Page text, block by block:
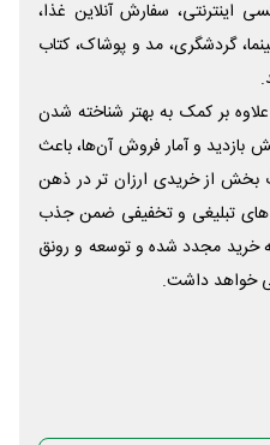
اینترنتی، سفارش آنلاین غذا،
گردشگری، مد و پوشاک، کتاب
بر کمک به بهتر شناخته شدن
بازدید و آمار فروش آن‌ها، باعث
بخش از خریدی ارزان تر در ذهن
تبلیغی و تخفیفی ضمن جذب
خرید مجدد شده و توسعه و رونق
خواهد داشت.